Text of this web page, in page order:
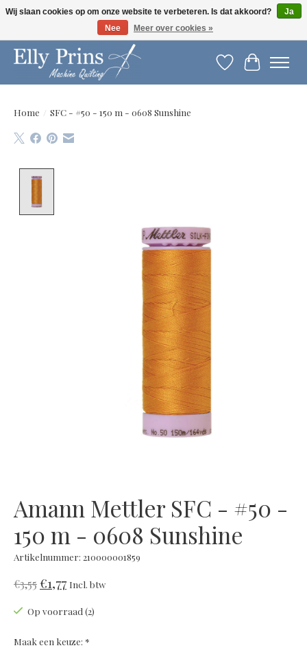
Let op: gewijzigde openingstijden!
Verlanglijst
Home / SFC - #50 - 150 m - 0608 Sunshine
Amann Mettler SFC - #50 -
150 m - 0608 Sunshine
Artikelnummer: 210000001859
€3,55€1,77 Incl. btw
Op voorraad (2)
Maak een keuze: *
Wij slaan cookies op om onze website te verbeteren. Is dat akkoord?
Ja
Nee
Meer over cookies »